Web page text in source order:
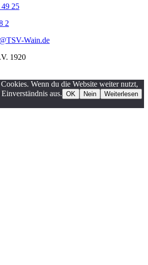
25
2
Wain.de
1920
Wenn du die Website weiter nutzt,
aus. OK Nein Weiterlesen